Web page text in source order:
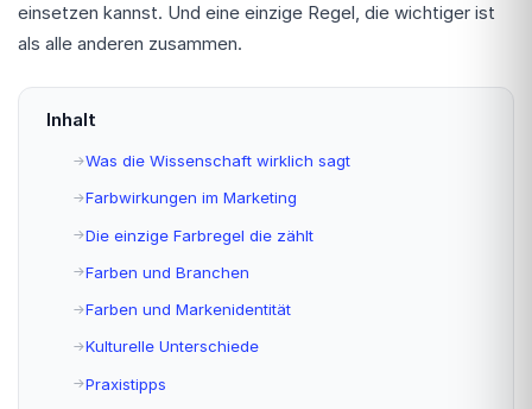
einsetzen kannst. Und eine einzige Regel, die wichtiger ist
als alle anderen zusammen.
Inhalt
Was die Wissenschaft wirklich sagt
Farbwirkungen im Marketing
Die einzige Farbregel die zählt
Farben und Branchen
Farben und Markenidentität
Kulturelle Unterschiede
Praxistipps